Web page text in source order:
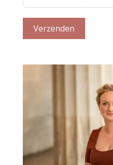
Verzenden